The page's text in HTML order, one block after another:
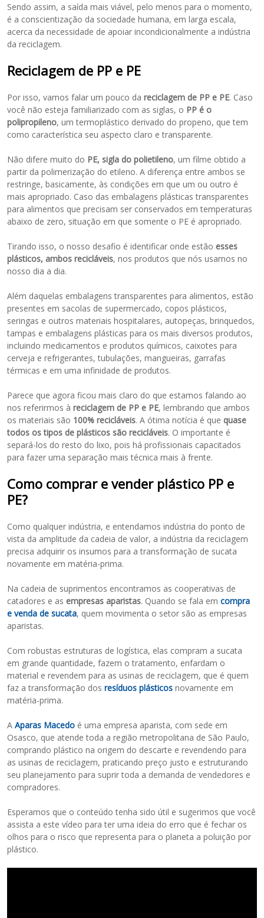
Sendo assim, a saída mais viável, pelo menos para o momento,
é a conscientização da sociedade humana, em larga escala,
acerca da necessidade de apoiar incondicionalmente a indústria
da reciclagem.
Reciclagem de PP e PE
Por isso, vamos falar um pouco dareciclagem de PP e PE. Caso
você não esteja familiarizado com as siglas, o PP é o
polipropileno, um termoplástico derivado do propeno, que tem
como característica seu aspecto claro e transparente.
Não difere muito do PE, sigla do polietileno, um filme obtido a
partir da polimerização do etileno. A diferença entre ambos se
restringe, basicamente, às condições em que um ou outro é
mais apropriado. Caso das embalagens plásticas transparentes
para alimentos que precisam ser conservados em temperaturas
abaixo de zero, situação em que somente o PE é apropriado.
Tirando isso, o nosso desafio é identificar onde estão esses
plásticos, ambos recicláveis, nos produtos que nós usamos no
nosso dia a dia.
Além daquelas embalagens transparentes para alimentos, estão
presentes em sacolas de supermercado, copos plásticos,
seringas e outros materiais hospitalares, autopeças, brinquedos,
tampas e embalagens plásticas para os mais diversos produtos,
incluindo medicamentos e produtos químicos, caixotes para
cerveja e refrigerantes, tubulações, mangueiras, garrafas
térmicas e em uma infinidade de produtos.
Parece que agora ficou mais claro do que estamos falando ao
nos referirmos àreciclagem de PP e PE, lembrando que ambos
os materiais são 100% recicláveis. A ótima notícia é que quase
todos os tipos de plásticos são recicláveis. O importante é
separá-los do resto do lixo, pois há profissionais capacitados
para fazer uma separação mais técnica mais à frente.
Como comprar e vender plástico PP e
PE?
Como qualquer indústria, e entendamos indústria do ponto de
vista da amplitude da cadeia de valor, a indústria da reciclagem
precisa adquirir os insumos para a transformação de sucata
novamente em matéria-prima.
Na cadeia de suprimentos encontramos as cooperativas de
catadores e as empresas aparistas. Quando se fala emcompra
e venda de sucata, quem movimenta o setor são as empresas
aparistas.
Com robustas estruturas de logística, elas compram a sucata
em grande quantidade, fazem o tratamento, enfardam o
material e revendem para as usinas de reciclagem, que é quem
faz a transformação dosresíduos plásticos novamente em
matéria-prima.
AAparas Macedo é uma empresa aparista, com sede em
Osasco, que atende toda a região metropolitana de São Paulo,
comprando plástico na origem do descarte e revendendo para
as usinas de reciclagem, praticando preço justo e estruturando
seu planejamento para suprir toda a demanda de vendedores e
compradores.
Esperamos que o conteúdo tenha sido útil e sugerimos que você
assista a este vídeo para ter uma ideia do erro que é fechar os
olhos para o risco que representa para o planeta a poluição por
plástico.